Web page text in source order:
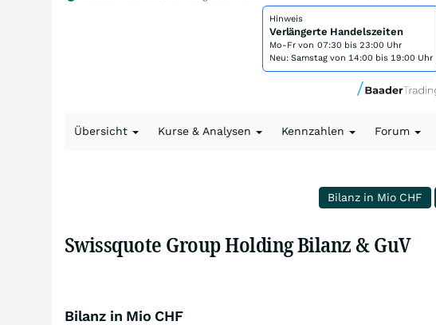
Hinweis
Verlängerte Handelszeiten
Mo-Fr von 07:30 bis 23:00 Uhr
Neu: Samstag von 14:00 bis 19:00 Uhr
Übersicht Kurse & Analysen Kennzahlen Forum
Bilanz in Mio CHF
Swissquote Group Holding Bilanz & GuV
Bilanz in Mio CHF